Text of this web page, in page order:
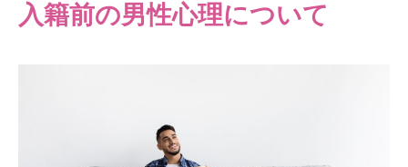
入籍前の男性心理について